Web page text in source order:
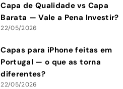
Capa de Qualidade vs Capa
Barata — Vale a Pena Investir?
22/05/2026
Capas para iPhone feitas em
Portugal — o que as torna
diferentes?
22/05/2026